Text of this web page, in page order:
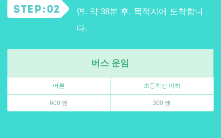
면, 약 38분 후, 목적지에 도착합니
다.
버스 운임
어른 초등학생 이하
600 엔 300 엔